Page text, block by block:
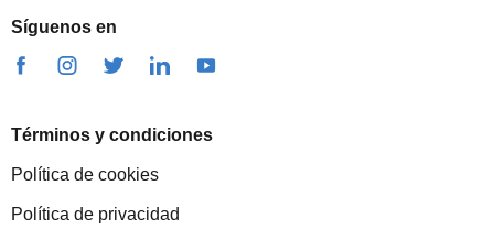
Síguenos en
Términos y condiciones
Política de cookies
Política de privacidad